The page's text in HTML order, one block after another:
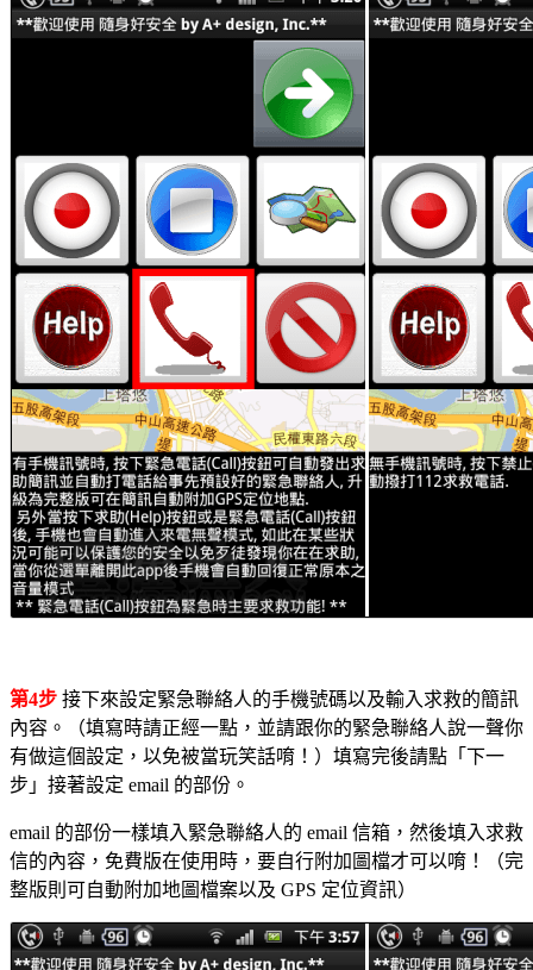
第4步 接下來設定緊急聯絡人的手機號碼以及輸入求救的簡訊
內容。（填寫時請正經一點，並請跟你的緊急聯絡人說一聲你
有做這個設定，以免被當玩笑話唷！）填寫完後請點「下一
步」接著設定 email 的部份。
email 的部份一樣填入緊急聯絡人的 email 信箱，然後填入求救
信的內容，免費版在使用時，要自行附加圖檔才可以唷！（完
整版則可自動附加地圖檔案以及 GPS 定位資訊）